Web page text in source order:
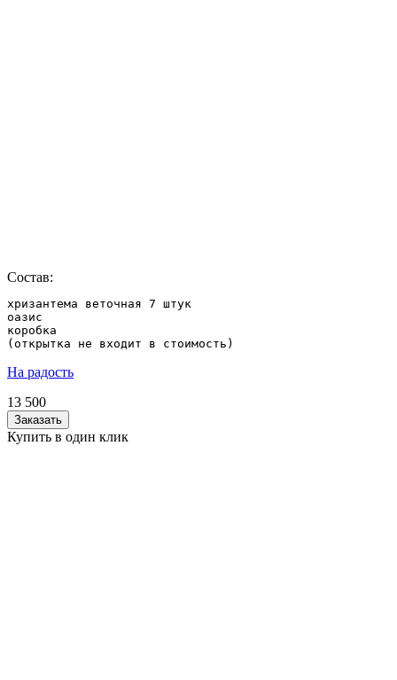
Состав:
хризантема веточная 7 штук
оазис
коробка
(открытка не входит в стоимость)
На радость
13 500
Заказать
Купить в один клик